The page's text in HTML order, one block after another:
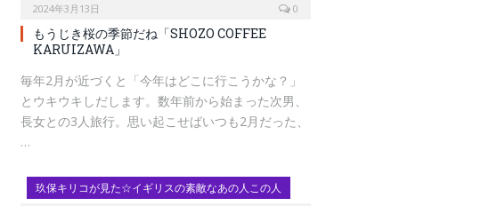
2024年3月13日 0
もうじき桜の季節だね「SHOZO COFFEE
KARUIZAWA」
毎年2月が近づくと「今年はどこに行こうかな？」
とウキウキしだします。数年前から始まった次男、
長女との3人旅行。思い起こせばいつも2月だった、
…
玖保キリコが見た☆イギリスの素敵なあの人この人